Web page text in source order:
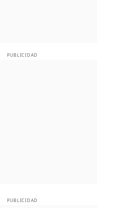
PUBLICIDAD
PUBLICIDAD